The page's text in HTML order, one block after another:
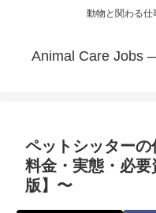
動物と関わる仕
Animal Care Jobs
ペットシッターの
料金・実態・必
版】〜